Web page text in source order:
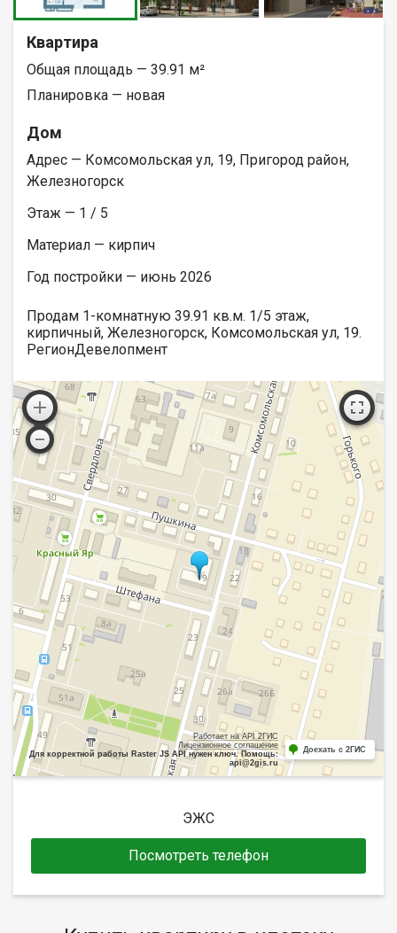
Квартира
Общая площадь — 39.91 м²
Планировка — новая
Дом
Адрес — Комсомольская ул, 19, Пригород район,
Железногорск
Этаж — 1 / 5
Материал — кирпич
Год постройки — июнь 2026
Продам 1-комнатную 39.91 кв.м. 1/5 этаж,
кирпичный, Железногорск, Комсомольская ул, 19.
РегионДевелопмент
Работает на API 2ГИС
Лицензионное соглашение
Для корректной работы Raster JS API нужен ключ. Помощь:
api@2gis.ru
Доехать с 2ГИС
ЭЖС
Посмотреть телефон